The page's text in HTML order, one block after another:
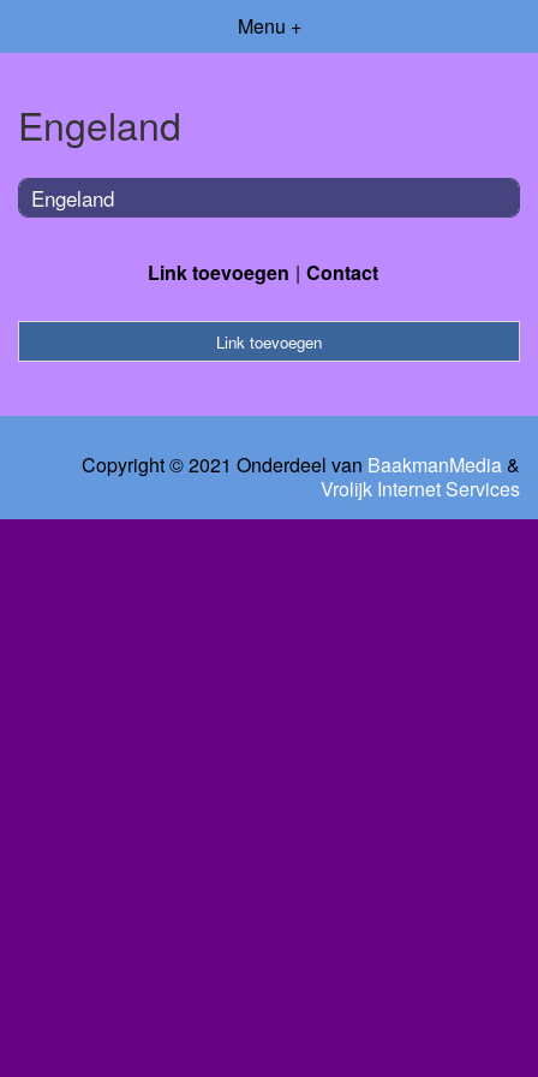
Menu +
Engeland
Engeland
Link toevoegen Contact
Link toevoegen
Copyright © 2021 Onderdeel van BaakmanMedia&
Vrolijk Internet Services